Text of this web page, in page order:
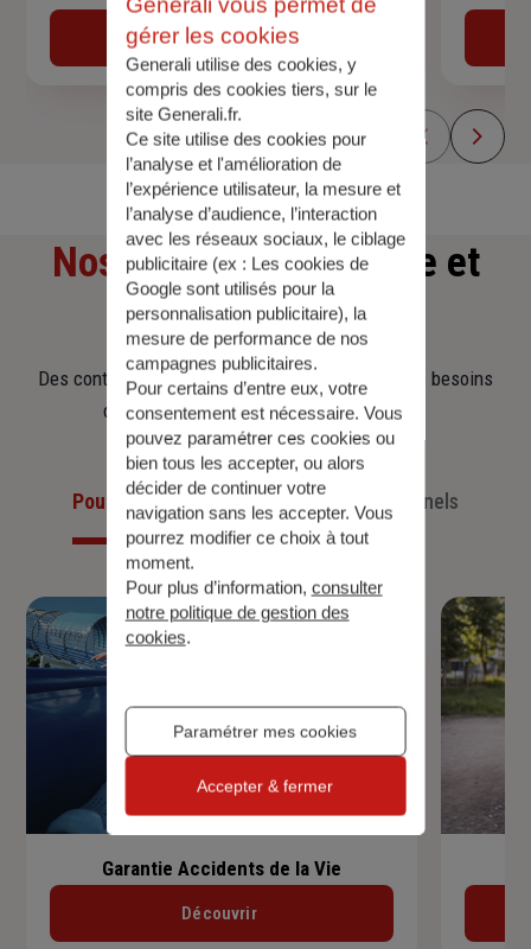
Obtenir une estimation
Nos offresd'assurance et
d'épargne
Des contrats clairs et flexibles pour sécuriser vos besoins
d’aujourd’hui et anticiper ceux de demain.
Pour les particuliersPour les professionnels
Garantie Accidents de la Vie
Découvrir
Generali vous permet de
gérer les cookies
Generali utilise des cookies, y
compris des cookies tiers, sur le
site Generali.fr.
Ce site utilise des cookies pour
l’analyse et l'amélioration de
l’expérience utilisateur, la mesure et
l’analyse d’audience, l’interaction
avec les réseaux sociaux, le ciblage
publicitaire (ex : Les cookies de
Google sont utilisés pour la
personnalisation publicitaire), la
mesure de performance de nos
campagnes publicitaires.
Pour certains d’entre eux, votre
consentement est nécessaire. Vous
pouvez paramétrer ces cookies ou
bien tous les accepter, ou alors
décider de continuer votre
navigation sans les accepter. Vous
pourrez modifier ce choix à tout
moment.
Pour plus d’information, consulter
notre politique de gestion des
cookies.
Paramétrer mes cookies
Accepter & fermer